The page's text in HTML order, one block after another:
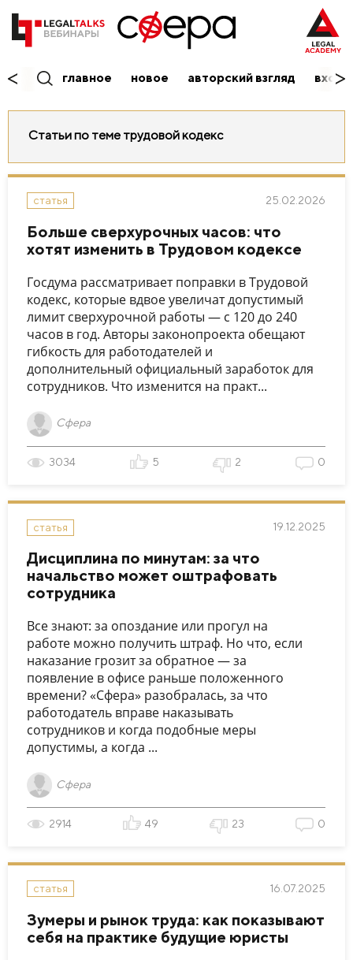
главное новое авторский взгляд вход/
Статьи по теме трудовой кодекс
статья 25.02.2026
Больше сверхурочных часов: что
хотят изменить в Трудовом кодексе
Госдума рассматривает поправки в Трудовой
кодекс, которые вдвое увеличат допустимый
лимит сверхурочной работы — с 120 до 240
часов в год. Авторы законопроекта обещают
гибкость для работодателей и
дополнительный официальный заработок для
сотрудников. Что изменится на практ...
Сфера
3034 5 2 0
статья 19.12.2025
Дисциплина по минутам: за что
начальство может оштрафовать
сотрудника
Все знают: за опоздание или прогул на
работе можно получить штраф. Но что, если
наказание грозит за обратное — за
появление в офисе раньше положенного
времени? «Сфера» разобралась, за что
работодатель вправе наказывать
сотрудников и когда подобные меры
допустимы, а когда ...
Сфера
2914 49 23 0
статья 16.07.2025
Зумеры и рынок труда: как показывают
себя на практике будущие юристы